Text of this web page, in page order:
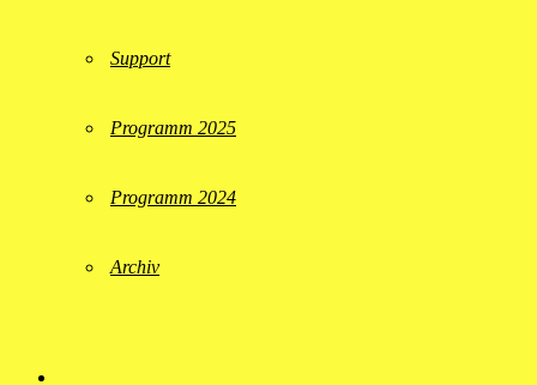
Support
Programm 2025
Programm 2024
Archiv